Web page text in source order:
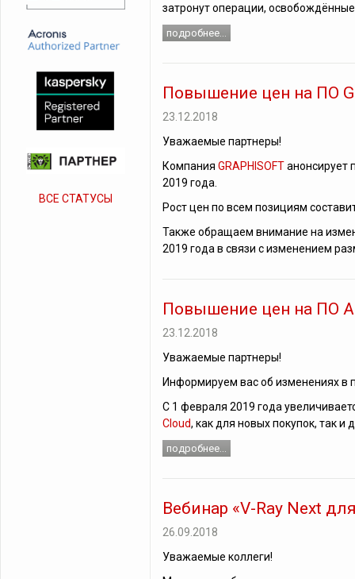
затронут операции,
подробнее...
Повышение цен на ПО
23.12.2018
Уважаемые партнеры!
Компания GRAPHISOFTанонсирует
2019 года.
Рост цен по всем позициям
Также обращаем внимание на
2019 года в связи с изменением
Повышение цен на ПО
23.12.2018
Уважаемые партнеры!
Информируем вас об изменениях в
С 1 февраля 2019 года
Cloud, как для новых покупок, так
подробнее...
Вебинар «V-Ray Next
26.09.2018
Уважаемые коллеги!
ВСЕ СТАТУСЫ